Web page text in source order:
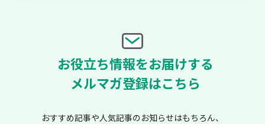
お役立ち情報をお届けする
メルマガ登録はこちら
おすすめ記事や人気記事のお知らせはもちろん、